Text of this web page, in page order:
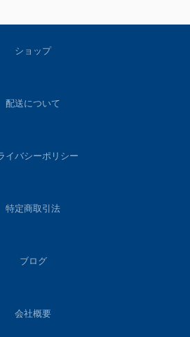
ショップ
配送について
イバシーポリシー
特定商取引法
ブログ
会社概要